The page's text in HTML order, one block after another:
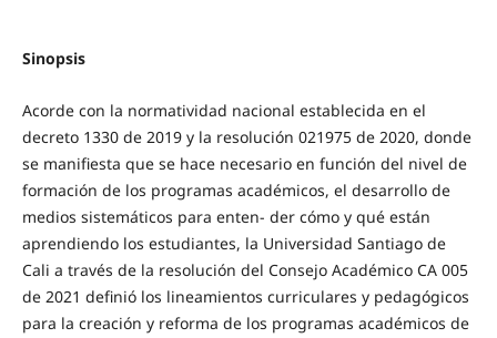
Sinopsis
Acorde con la normatividad nacional establecida en el
decreto 1330 de 2019 y la resolución 021975 de 2020, donde
se manifiesta que se hace necesario en función del nivel de
formación de los programas académicos, el desarrollo de
medios sistemáticos para enten- der cómo y qué están
aprendiendo los estudiantes, la Universidad Santiago de
Cali a través de la resolución del Consejo Académico CA 005
de 2021 definió los lineamientos curriculares y pedagógicos
para la creación y reforma de los programas académicos de